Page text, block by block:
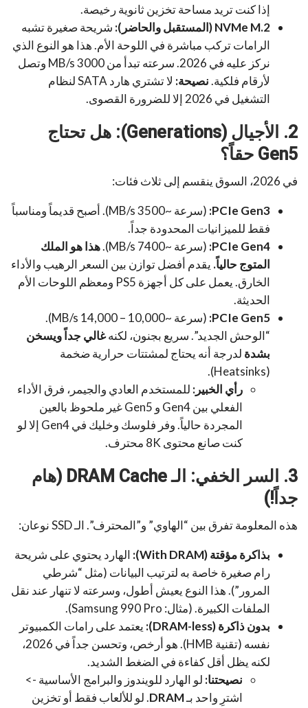
إذا كنت تريد مساحة تخزين ثانوية رخيصة.
NVMe M.2 (المستقبل والحاضر):
شريحة صغيرة تشبه
الرامات تركب مباشرة في اللوحة الأم. هذا هو النوع الذي
نركز عليه في 2026. سرعته تبدأ من 3000 MB/s وتصل
لأرقام فلكية.نصيحة:
لا تشتري هارد SATA لنظام
التشغيل في 2026 إلا للضرورة القصوى.
2. الأجيال (Generations): هل تحتاج
Gen5 حقاً؟
في 2026، السوق ينقسم إلى ثلاث فئات:
PCIe Gen3:
(سرعة ~3500 MB/s). أصبح قديماً ومناسباً
فقط للميزانيات المحدودة جداً.
PCIe Gen4: (سرعة ~7400 MB/s).
هذا هو الملك
المتوج حالياً. يقدم أفضل توازن بين السعر الرهيب والأداء
الخارق. يعمل على كل أجهزة PS5 ومعظم اللوحات الأم
الحديثة.
PCIe Gen5:
(سرعة ~10,000 – 14,000 MB/s).
“الوحش الجديد”. سريع بجنون، لكنهغالي جداً ويسخن
بشدة لدرجة أنه يحتاج لمشتتات حرارية ضخمة
(Heatsinks).
رأي الخبير: للمستخدم العادي والجيمر، فرق الأداء
الفعلي بين Gen4 و Gen5 غير ملحوظ بالعين
المجردة حالياً. وفر فلوسك وخليك في Gen4 إلا لو
كنت صانع محتوى 8K محترف.
3. السر الخفي: الـ DRAM Cache (هام
جداً!)
هذه المعلومة تفرق بين “الهاوي” و”المحترف”. الـ SSD نوعان:
بذاكرة مؤقتة (With DRAM):
الهارد يحتوي على شريحة
رام صغيرة خاصة به لترتيب البيانات (مثل “شرطي
المرور”). هذا النوع يعيش أطول، وسرعته لا تنهار عند نقل
الملفات الكبيرة. (مثال: Samsung 990 Pro).
بدون ذاكرة (DRAM-less):
يعتمد على رامات الكمبيوتر
نفسه (تقنية HMB). هو أرخص، وتحسن جداً في 2026،
لكنه يظل أقل كفاءة في الضغط الشديد.
نصيحتنا: لو الهارد للويندوز والبرامج الأساسية ->
اشترِ واحد بـDRAM. لو للألعاب فقط أو تخزين